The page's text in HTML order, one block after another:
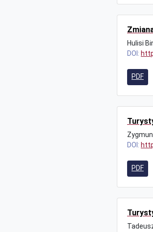
Hulisi
DOI:
PDF
DOI:
PDF